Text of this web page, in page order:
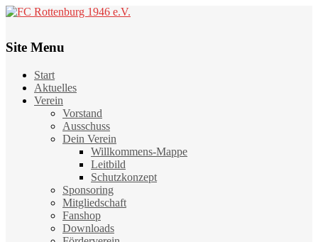
Site Menu
Start
Aktuelles
Verein
Vorstand
Ausschuss
Dein Verein
Willkommens-Mappe
Leitbild
Schutzkonzept
Sponsoring
Mitgliedschaft
Fanshop
Downloads